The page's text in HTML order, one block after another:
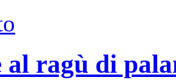
al ragù di